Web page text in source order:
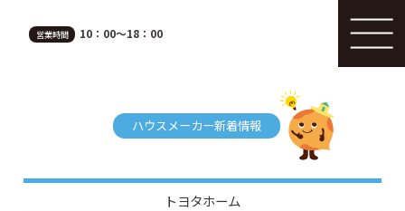
営業時間 10：00～18：00
ハウスメーカー新着情報
トヨタホーム